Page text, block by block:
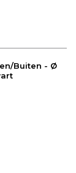
Buiten - Ø